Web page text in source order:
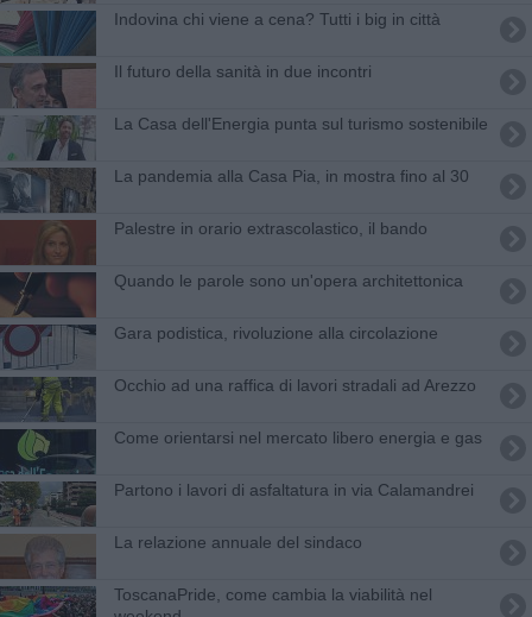
​Indovina chi viene a cena? Tutti i big in città
Il futuro della sanità in due incontri
La Casa dell'Energia punta sul turismo sostenibile
La pandemia alla Casa Pia, in mostra fino al 30
Palestre in orario extrascolastico, il bando
Quando le parole sono un'opera architettonica
Gara podistica, rivoluzione alla circolazione
Occhio ad una raffica di lavori stradali ad Arezzo
Come orientarsi nel mercato libero energia e gas
Partono i lavori di asfaltatura in via Calamandrei
La relazione annuale del sindaco
ToscanaPride, come cambia la viabilità nel